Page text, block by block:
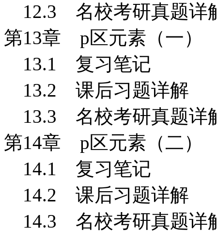
12.3 名校考研真题详
第13章 p区元素（一）
13.1
复习笔记
13.2 课后习题详解
13.3 名校考研真题详
第14章 p区元素（二）
14.1
复习笔记
14.2 课后习题详解
14.3 名校考研真题详